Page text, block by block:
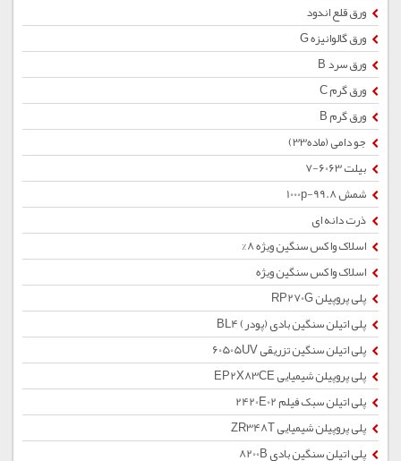
ورق قلع اندود
ورق گالوانیزه G
ورق سرد B
ورق گرم C
ورق گرم B
جو دامی (ماده33)
بیلت 6063-7
شمش 1000p-99.8
ذرت دانه ای
اسلاک واکس سنگین ویژه 8%
اسلاک واکس سنگین ویژه
پلی پروپیلن RP270G
پلی اتیلن سنگین بادی (پودر) BL4
پلی اتیلن سنگین تزریقی 60505UV
پلی پروپیلن شیمیایی EP2X83CE
پلی اتیلن سبک فیلم 2420E02
پلی پروپیلن شیمیایی ZR348T
پلی اتیلن سنگین بادی 8200B